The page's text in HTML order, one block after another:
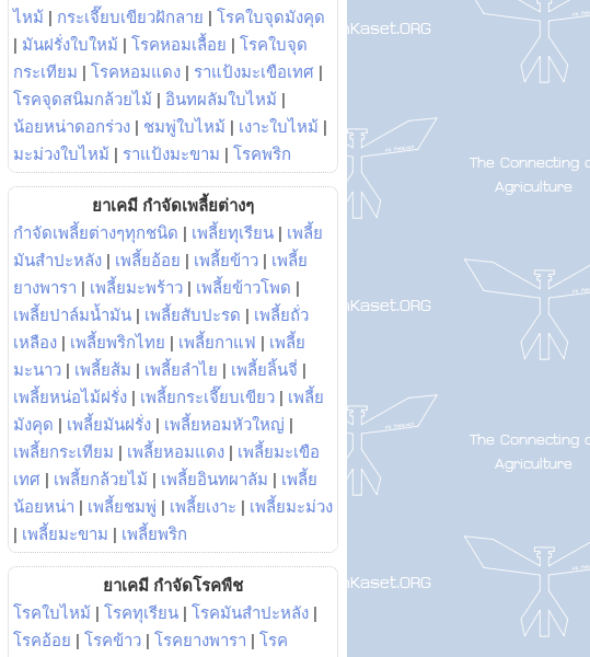
ไหม้ | กระเจี๊ยบเขียวฝักลาย | โรคใบจุดมังคุด
| มันฝรั่งใบใหม้ | โรคหอมเลื้อย | โรคใบจุด
กระเทียม | โรคหอมแดง | ราแป้งมะเขือเทศ |
โรคจุดสนิมกล้วยไม้ | อินทผลัมใบไหม้ |
น้อยหน่าดอกร่วง | ชมพู่ใบไหม้ | เงาะใบไหม้ |
มะม่วงใบไหม้ | ราแป้งมะขาม | โรคพริก
ยาเคมี กำจัดเพลี้ยต่างๆ
กำจัดเพลี้ยต่างๆทุกชนิด | เพลี้ยทุเรียน | เพลี้ย
มันสำปะหลัง | เพลี้ยอ้อย | เพลี้ยข้าว | เพลี้ย
ยางพารา | เพลี้ยมะพร้าว | เพลี้ยข้าวโพด |
เพลี้ยปาล์มน้ำมัน | เพลี้ยสับปะรด | เพลี้ยถั่ว
เหลือง | เพลี้ยพริกไทย | เพลี้ยกาแฟ | เพลี้ย
มะนาว | เพลี้ยส้ม | เพลี้ยลำไย | เพลี้ยลิ้นจี่ |
เพลี้ยหน่อไม้ฝรั่ง | เพลี้ยกระเจี๊ยบเขียว | เพลี้ย
มังคุด | เพลี้ยมันฝรั่ง | เพลี้ยหอมหัวใหญ่ |
เพลี้ยกระเทียม | เพลี้ยหอมแดง | เพลี้ยมะเขือ
เทศ | เพลี้ยกล้วยไม้ | เพลี้ยอินทผาลัม | เพลี้ย
น้อยหน่า | เพลี้ยชมพู่ | เพลี้ยเงาะ | เพลี้ยมะม่วง
| เพลี้ยมะขาม | เพลี้ยพริก
ยาเคมี กำจัดโรคพืช
โรคใบไหม้ | โรคทุเรียน | โรคมันสำปะหลัง |
โรคอ้อย | โรคข้าว | โรคยางพารา | โรค